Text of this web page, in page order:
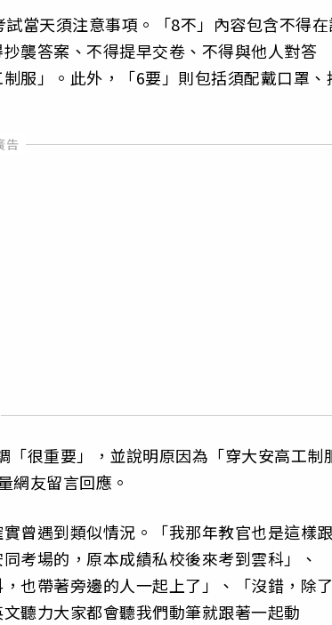
當天須注意事項。「8不」內容包含不得
襲答案、不得提早交卷、不得與他人對答
服」。此外，「6要」則包括須配戴口罩、
很重要」，並說明原因為「穿大安高工制
網友留言回應。
曾遇到類似情況。「我那年教官也是這樣
考場的，原本成績私校後來考到雲科」、
也帶著旁邊的人一起上了」、「沒錯，除
聽力大家都會聽我們動筆就跟著一起動